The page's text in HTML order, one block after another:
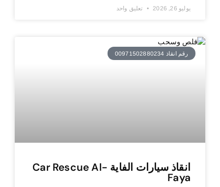
يوليو 26, 2026 تعليق واحد
رقم انقاذ 00971502880234
انقاذ سيارات الفاية Car Rescue Al-
Faya